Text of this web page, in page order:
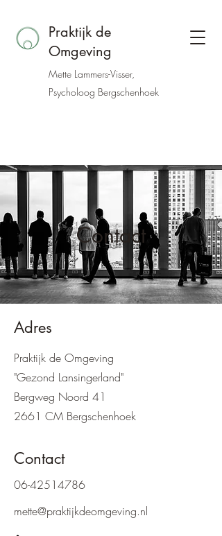
Praktijk de
Omgeving
Mette Lammers-Visser,
Psycholoog Bergschenhoek
Contact
Adres
Praktijk de Omgeving
"Gezond Lansingerland"
Bergweg Noord 41
2661 CM Bergschenhoek
Contact
06-42514786
mette@praktijkdeomgeving.nl